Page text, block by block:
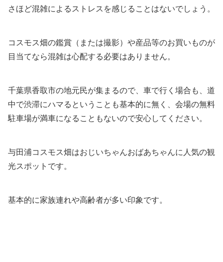
さほど混雑によるストレスを感じることはないでしょう。
コスモス畑の鑑賞（または撮影）や産品等のお買いものが
目当てなら混雑は心配する必要はありません。
千葉県香取市の地元民が集まるので、車で行く場合も、道
中で渋滞にハマるということも基本的に無く、会場の無料
駐車場が満車になることもないので安心してください。
与田浦コスモス畑はおじいちゃんおばあちゃんに人気の観
光スポットです。
基本的に家族連れや高齢者が多い印象です。